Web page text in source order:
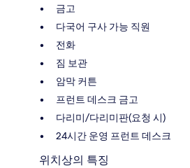
금고
다국어 구사 가능 직원
전화
짐 보관
암막 커튼
프런트 데스크 금고
다리미/다리미판(요청 시)
24시간 운영 프런트 데스크
위치상의 특징